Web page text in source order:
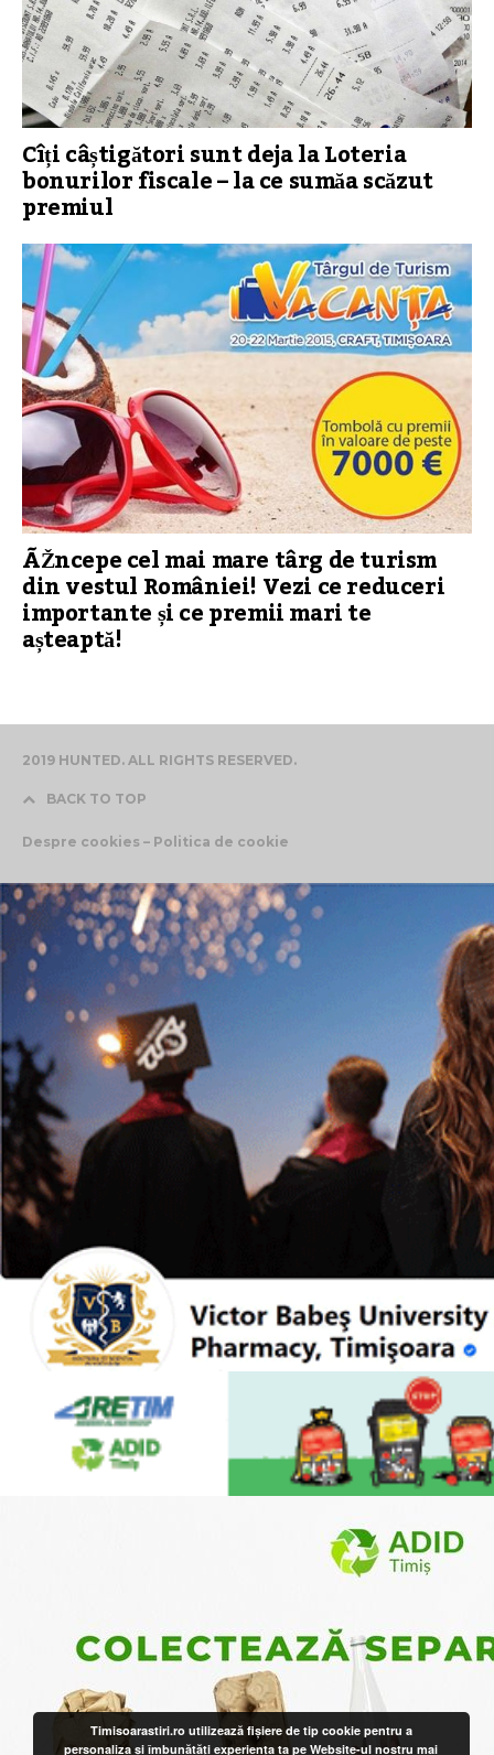
Cîți câștigători sunt deja la Loteria
bonurilor fiscale – la ce sumăa scăzut
premiul
ÃŽncepe cel mai mare târg de turism
din vestul României! Vezi ce reduceri
importante și ce premii mari te
așteaptă!
2019 HUNTED. ALL RIGHTS RESERVED.
BACK TO TOP
Despre cookies – Politica de cookie
Timisoarastiri.ro utilizează fişiere de tip cookie pentru a
personaliza și îmbunătăți experiența ta pe Website-ul nostrumai